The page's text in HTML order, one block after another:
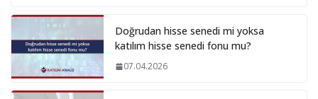
Doğrudan hisse senedi mi yoksa
katılım hisse senedi fonu mu?
07.04.2026